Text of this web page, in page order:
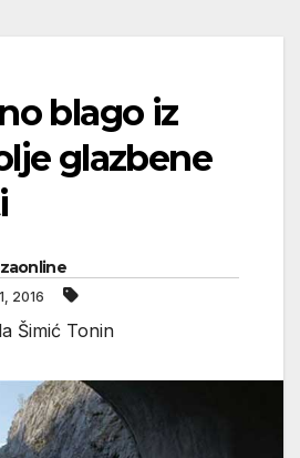
blago iz
glazbene
2016
Šimić Tonin